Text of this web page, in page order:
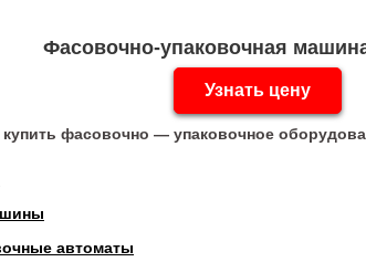
Фасовочно-упаковочная
Узнать цену
фасовочно — упаковочное
автоматы